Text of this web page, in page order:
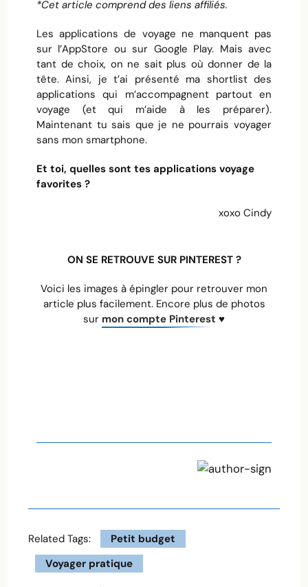
*Cet article comprend des liens affiliés.
Les applications de voyage ne manquent pas
sur l’AppStore ou sur Google Play. Mais avec
tant de choix, on ne sait plus où donner de la
tête. Ainsi, je t’ai présenté ma shortlist des
applications qui m’accompagnent partout en
voyage (et qui m’aide à les préparer).
Maintenant tu sais que je ne pourrais voyager
sans mon smartphone.
Et toi, quelles sont tes applications voyage
favorites ?
xoxo Cindy
ON SE RETROUVE SUR PINTEREST ?
Voici les images à épingler pour retrouver mon
article plus facilement. Encore plus de photos
sur mon compte Pinterest ♥
Related Tags:
Petit budget
Voyager pratique